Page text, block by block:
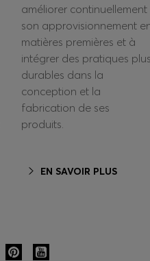
améliorer continuellement
son approvisionnement
matières premières et à
intégrer des pratiques plus
durables dans la
conception et la
fabrication de ses
produits.
EN SAVOIR PLUS